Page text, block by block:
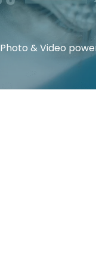
Photo & Video